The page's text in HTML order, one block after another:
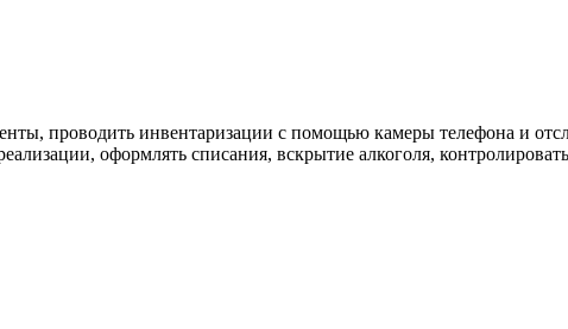
проводить инвентаризации с помощью камеры телефона и
оформлять списания, вскрытие алкоголя,